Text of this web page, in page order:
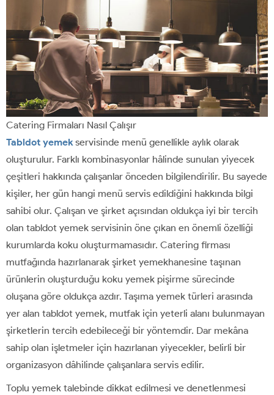
Catering Firmaları Nasıl Çalışır
Tabldot yemekservisinde menü genellikle aylık olarak
oluşturulur. Farklı kombinasyonlar hâlinde sunulan yiyecek
çeşitleri hakkında çalışanlar önceden bilgilendirilir. Bu sayede
kişiler, her gün hangi menü servis edildiğini hakkında bilgi
sahibi olur. Çalışan ve şirket açısından oldukça iyi bir tercih
olan tabldot yemek servisinin öne çıkan en önemli özelliği
kurumlarda koku oluşturmamasıdır. Catering firması
mutfağında hazırlanarak şirket yemekhanesine taşınan
ürünlerin oluşturduğu koku yemek pişirme sürecinde
oluşana göre oldukça azdır. Taşıma yemek türleri arasında
yer alan tabldot yemek, mutfak için yeterli alanı bulunmayan
şirketlerin tercih edebileceği bir yöntemdir. Dar mekâna
sahip olan işletmeler için hazırlanan yiyecekler, belirli bir
organizasyon dâhilinde çalışanlara servis edilir.
Toplu yemek talebinde dikkat edilmesi ve denetlenmesi